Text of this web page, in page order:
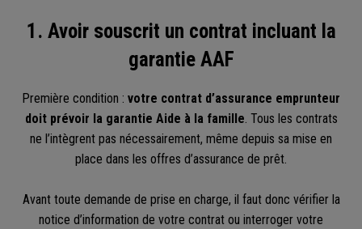
1. Avoir souscrit un contrat incluant la
garantie AAF
Première condition : votre contrat d’assurance emprunteur
doit prévoir la garantie Aide à la famille. Tous les contrats
ne l’intègrent pas nécessairement, même depuis sa mise en
place dans les offres d’assurance de prêt.
Avant toute demande de prise en charge, il faut donc vérifier la
notice d’information de votre contrat ou interroger votre